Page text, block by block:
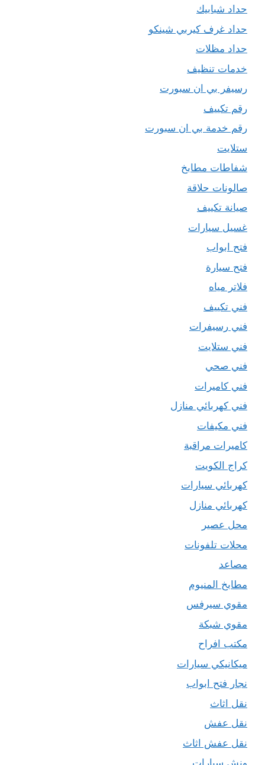
حداد شبابيك
حداد غرف كيربي شينكو
حداد مظلات
خدمات تنظيف
رسيفر بي ان سبورت
رقم تكييف
رقم خدمة بي ان سبورت
ستلايت
شفاطات مطابخ
صالونات حلاقة
صيانة تكييف
غسيل سيارات
فتح ابواب
فتح سيارة
فلاتر مياه
فني تكييف
فني رسيفرات
فني ستلايت
فني صحي
فني كاميرات
فني كهربائي منازل
فني مكيفات
كاميرات مراقبة
كراج الكويت
كهربائي سيارات
كهربائي منازل
محل عصير
محلات تلفونات
مصاعد
مطابخ المنيوم
مقوي سيرفس
مقوي شبكة
مكتب افراح
ميكانيكي سيارات
نجار فتح ابواب
نقل اثاث
نقل عفش
نقل عفش اثاث